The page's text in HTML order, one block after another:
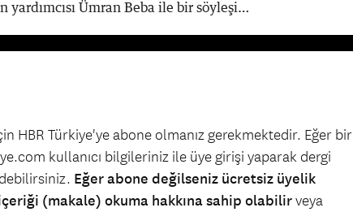
yardımcısı Ümran Beba ile bir söyleşi…
HBR Türkiye'ye abone olmanız gerekmektedir. Eğer bir
kullanıcı bilgileriniz ile üye girişi yaparak dergi
Eğer abone değilseniz ücretsiz üyelik
(makale) okuma hakkına sahip olabilirveya